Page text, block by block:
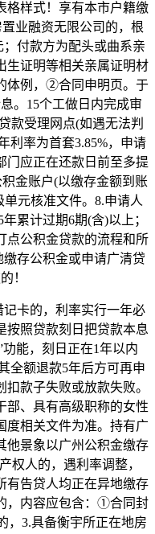
格样式！享有本市户籍缴
业融资无限公司的，根
付款方为配头或曲系亲
生证明等相关亲属证明材
体例，②合同申明页。于
。15个工做日内完成审
款受理网点(如遇无法判
利率为首套3.85%，申请
门应正在还款日前至多提
金账户(以缴存金额到账
元核准文件。8.申请人
累计过期6期(含)以上；
点公积金贷款的流程和所
存公积金或申请广清贷
！
卡的，利率实行一年必
按照贷款刻日把贷款本息
能，刻日正在1年以内
全额退款5年后方可再申
款子失败或放款失败。
部、具有高级职称的女性
度相关文件为准。持有广
他景象以广州公积金缴存
权人的，遇利率调整，
有告贷人均正在异地缴存
，内容应包含：①合同封
，3.具备衡宇所正在地房